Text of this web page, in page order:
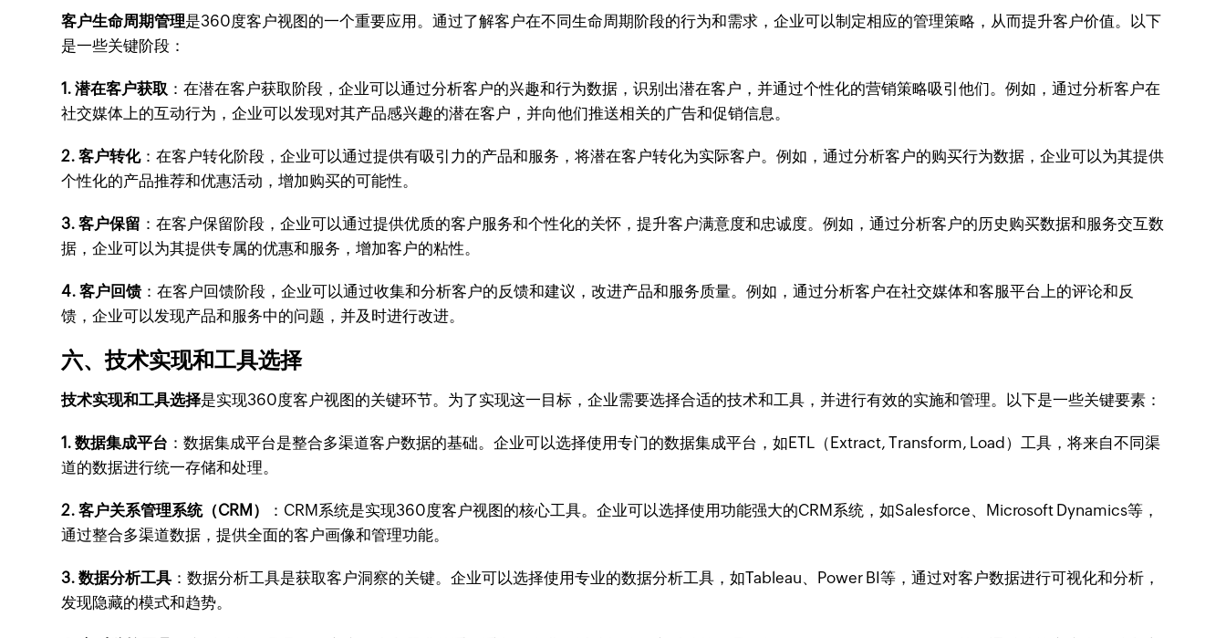
客户生命周期管理是360度客户视图的一个重要应用。通过了解客户在不同生命周期阶段的行为和需求，企业可以制定相应的管理策略，从而提升客户价值。以下
是一些关键阶段：
1. 潜在客户获取 ：在潜在客户获取阶段，企业可以通过分析客户的兴趣和行为数据，识别出潜在客户，并通过个性化的营销策略吸引他们。例如，通过分析客户在
社交媒体上的互动行为，企业可以发现对其产品感兴趣的潜在客户，并向他们推送相关的广告和促销信息。
2. 客户转化：在客户转化阶段，企业可以通过提供有吸引力的产品和服务，将潜在客户转化为实际客户。例如，通过分析客户的购买行为数据，企业可以为其提供
个性化的产品推荐和优惠活动，增加购买的可能性。
3. 客户保留 ：在客户保留阶段，企业可以通过提供优质的客户服务和个性化的关怀，提升客户满意度和忠诚度。例如，通过分析客户的历史购买数据和服务交互数
据，企业可以为其提供专属的优惠和服务，增加客户的粘性。
4. 客户回馈：在客户回馈阶段，企业可以通过收集和分析客户的反馈和建议，改进产品和服务质量。例如，通过分析客户在社交媒体和客服平台上的评论和反
馈，企业可以发现产品和服务中的问题，并及时进行改进。
六、技术实现和工具选择
技术实现和工具选择是实现360度客户视图的关键环节。为了实现这一目标，企业需要选择合适的技术和工具，并进行有效的实施和管理。以下是一些关键要素：
1. 数据集成平台 ：数据集成平台是整合多渠道客户数据的基础。企业可以选择使用专门的数据集成平台，如ETL（Extract, Transform, Load）工具，将来自不同渠
道的数据进行统一存储和处理。
2. 客户关系管理系统（CRM）
：CRM系统是实现360度客户视图的核心工具。企业可以选择使用功能强大的CRM系统，如Salesforce、Microsoft Dynamics等，
通过整合多渠道数据，提供全面的客户画像和管理功能。
3. 数据分析工具 ：数据分析工具是获取客户洞察的关键。企业可以选择使用专业的数据分析工具，如Tableau、Power BI等，通过对客户数据进行可视化和分析，
发现隐藏的模式和趋势。